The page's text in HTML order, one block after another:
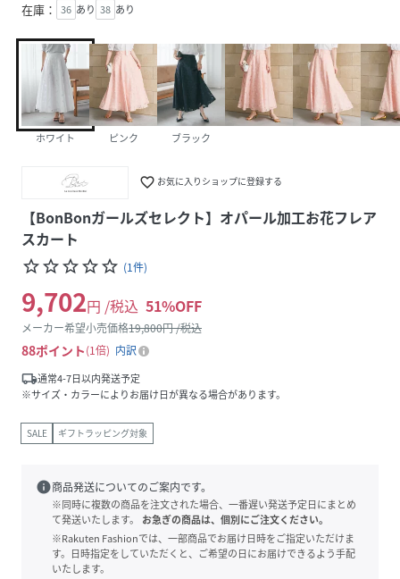
在庫： 36 あり 38 あり
ホワイト ピンク ブラック
favorite_border お気に入りショップに登録する
【BonBonガールズセレクト】オパール加工お花フレア
スカート
star_borderstar_borderstar_borderstar_borderstar_border (1件)
9,702円 /税込 51%OFF
メーカー希望小売価格19,800円 /税込
88ポイント 1倍
内訳
local_shipping通常4-7日以内発送予定
※サイズ・カラーによりお届け日が異なる場合があります。
SALE ギフトラッピング対象
info商品発送についてのご案内です。
※同時に複数の商品を注文された場合、一番遅い発送予定日にまとめ
て発送いたします。
お急ぎの商品は、個別にご注文ください。
※Rakuten Fashionでは、一部商品でお届け日時をご指定いただけま
す。日時指定をしていただくと、ご希望の日にお届けできるよう手配
いたします。